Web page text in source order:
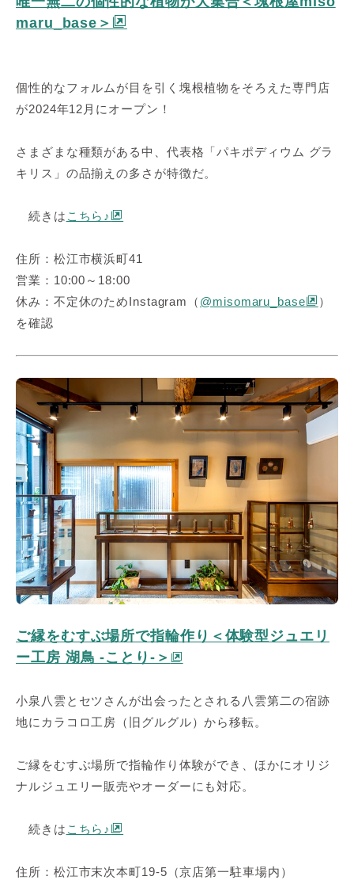
maru_base＞
個性的なフォルムが目を引く塊根植物をそろえた専門店
が2024年12月にオープン！
さまざまな種類がある中、代表格「パキポディウム グラ
キリス」の品揃えの多さが特徴だ。
続きは こちら♪
住所：松江市横浜町41
営業：10:00～18:00
休み：不定休のためInstagram（ @misomaru_base
）
を確認
ご縁をむすぶ場所で指輪作り＜体験型ジュエリ
ー工房 湖鳥 -ことり-＞
小泉八雲とセツさんが出会ったとされる八雲第二の宿跡
地にカラコロ工房（旧グルグル）から移転。
ご縁をむすぶ場所で指輪作り体験ができ、ほかにオリジ
ナルジュエリー販売やオーダーにも対応。
続きは こちら♪
住所：松江市末次本町19-5（京店第一駐車場内）